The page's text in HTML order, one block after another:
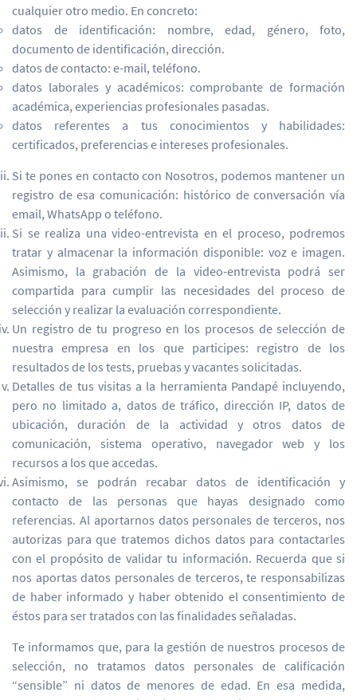
cualquier otro medio. En concreto:
datos de identificación: nombre, edad, género, foto,
documento de identificación, dirección.
datos de contacto: e-mail, teléfono.
datos laborales y académicos: comprobante de formación
académica, experiencias profesionales pasadas.
datos referentes a tus conocimientos y habilidades:
certificados, preferencias e intereses profesionales.
Si te pones en contacto con Nosotros, podemos mantener un
registro de esa comunicación: histórico de conversación vía
email, WhatsApp o teléfono.
Si se realiza una video-entrevista en el proceso, podremos
tratar y almacenar la información disponible: voz e imagen.
Asimismo, la grabación de la video-entrevista podrá ser
compartida para cumplir las necesidades del proceso de
selección y realizar la evaluación correspondiente.
Un registro de tu progreso en los procesos de selección de
nuestra empresa en los que participes: registro de los
resultados de los tests, pruebas y vacantes solicitadas.
Detalles de tus visitas a la herramienta Pandapé incluyendo,
pero no limitado a, datos de tráfico, dirección IP, datos de
ubicación, duración de la actividad y otros datos de
comunicación, sistema operativo, navegador web y los
recursos a los que accedas.
Asimismo, se podrán recabar datos de identificación y
contacto de las personas que hayas designado como
referencias. Al aportarnos datos personales de terceros, nos
autorizas para que tratemos dichos datos para contactarles
con el propósito de validar tu información. Recuerda que si
nos aportas datos personales de terceros, te responsabilizas
de haber informado y haber obtenido el consentimiento de
éstos para ser tratados con las finalidades señaladas.
Te informamos que, para la gestión de nuestros procesos de
selección, no tratamos datos personales de calificación
“sensible” ni datos de menores de edad. En esa medida,